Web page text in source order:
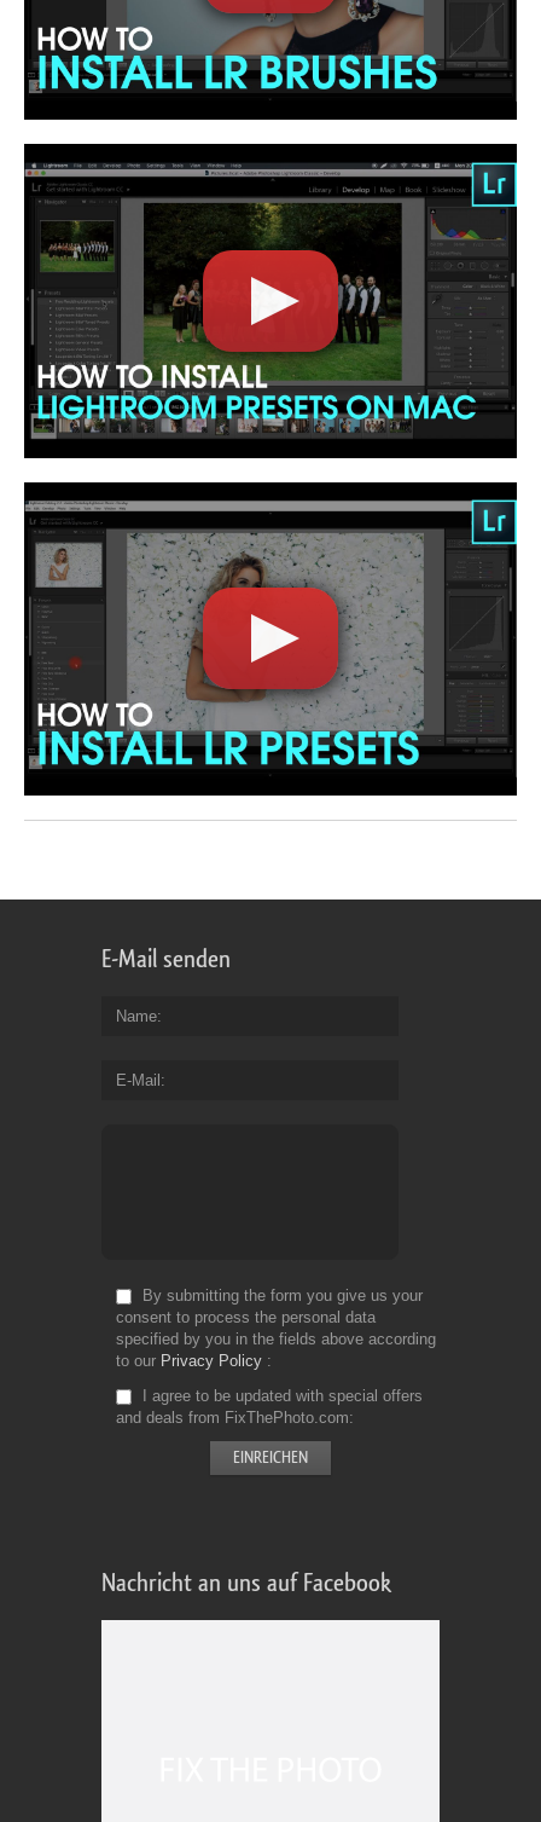
E-Mail senden
Name
E-Mail
By submitting the form you give us your
consent to process the personal data
specified by you in the fields above according
to our Privacy Policy
I agree to be updated with special offers
and deals from FixThePhoto.com
Nachricht an uns auf Facebook